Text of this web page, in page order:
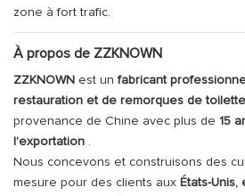
zone à fort trafic.
À propos de ZZKNOWN
ZZKNOWN est unfabricant
restauration et de remorques de
provenance de Chine avec plus de 15
l'exportation .
Nous concevons et construisons des
mesure pour des clients aux États-